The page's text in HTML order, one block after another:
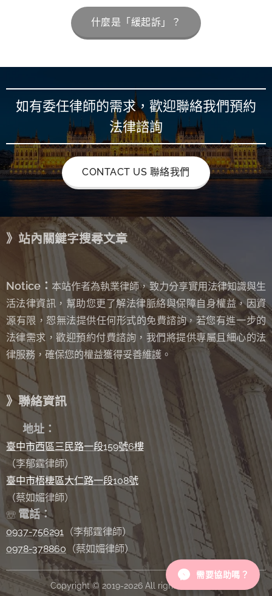
什麼是「緩起訴」？
如有委任律師的需求，歡迎聯絡我們預約
法律諮詢
CONTACT US 聯絡我們
》站內關鍵字搜尋文章
Notice： 本站作者為執業律師，致力分享實用法律知識與生
活法律資訊，幫助您更了解法律脈絡與保障自身權益，因資
源有限，恕無法提供任何形式的免費諮詢， 若您有進一步的
法律需求，歡迎預約付費諮詢，我們將提供專屬且細心的法
律服務，確保您的權益獲得妥善維護。
》聯絡資訊
地址：
臺中市西區三民路一段159號6樓
（李郁霆律師）
臺中市梧棲區大仁路一段108號
（蔡如媚律師）
☏ 電話：
0937-756291 （李郁霆律師）
0978-378860 （蔡如媚律師）
Copyright © 2019-2026 All rights reserved.
需要協助嗎？